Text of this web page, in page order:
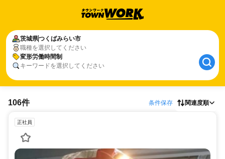
茨城県つくばみらい市
職種を選択してください
変形労働時間制
キーワードを選択してください
106件 条件保存 関連度順
正社員